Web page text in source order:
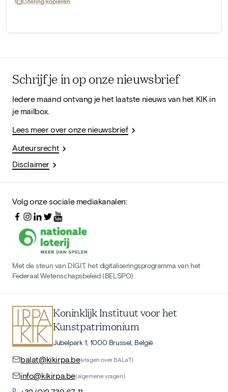
Schrijf je in op onze nieuwsbrief
Iedere maand ontvang je het laatste nieuws van het KIK in
je mailbox.
Lees meer over onze nieuwsbrief
Auteursrecht
Disclaimer
Volg onze sociale mediakanalen:
Met de steun van DIGIT, het digitaliseringsprogramma van het
Federaal Wetenschapsbeleid (BELSPO)
Koninklijk Instituut voor het
Kunstpatrimonium
Jubelpark 1, 1000 Brussel, België
balat@kikirpa.be(vragen over BALaT)
info@kikirpa.be(algemene vragen)